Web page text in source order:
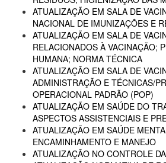
ATUALIZAÇÃO EM SALA DE
NACIONAL DE IMUNIZAÇÕES E
ATUALIZAÇÃO EM SALA DE
RELACIONADOS À VACINAÇÃO;
HUMANA; NORMA TÉCNICA
ATUALIZAÇÃO EM SALA DE
ADMINISTRAÇÃO E TÉCNICAS/
OPERACIONAL PADRÃO (POP)
ATUALIZAÇÃO EM SAÚDE DO
ASPECTOS ASSISTENCIAIS E
ATUALIZAÇÃO EM SAÚDE
ENCAMINHAMENTO E MANEJO
ATUALIZAÇÃO NO CONTROLE